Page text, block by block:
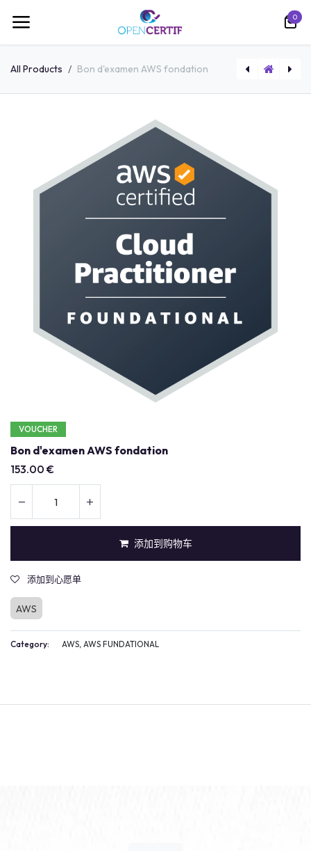
0
All Products Bon d'examen AWS fondation
VOUCHER
Bon d'examen AWS fondation
153.00 €
添加到购物车
添加到心愿单
AWS
Category: AWS, AWS FUNDATIONAL